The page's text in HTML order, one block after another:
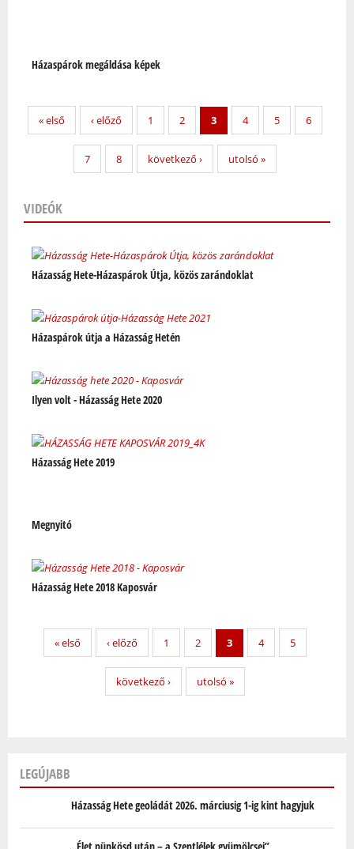
Házaspárok megáldása képek
« első ‹ előző 1 2 3 4 5 6
7 8 következő › utolsó »
VIDEÓK
Házasság Hete-Házaspárok Útja, közös zarándoklat
Házaspárok útja a Házasság Hetén
Ilyen volt - Házasság Hete 2020
Házasság Hete 2019
Megnyitó
Házasság Hete 2018 Kaposvár
Oldalak
« első ‹ előző 1 2 3 4 5
következő › utolsó »
LEGÚJABB
Házasság Hete geoládát 2026. márciusig 1-ig kint hagyjuk